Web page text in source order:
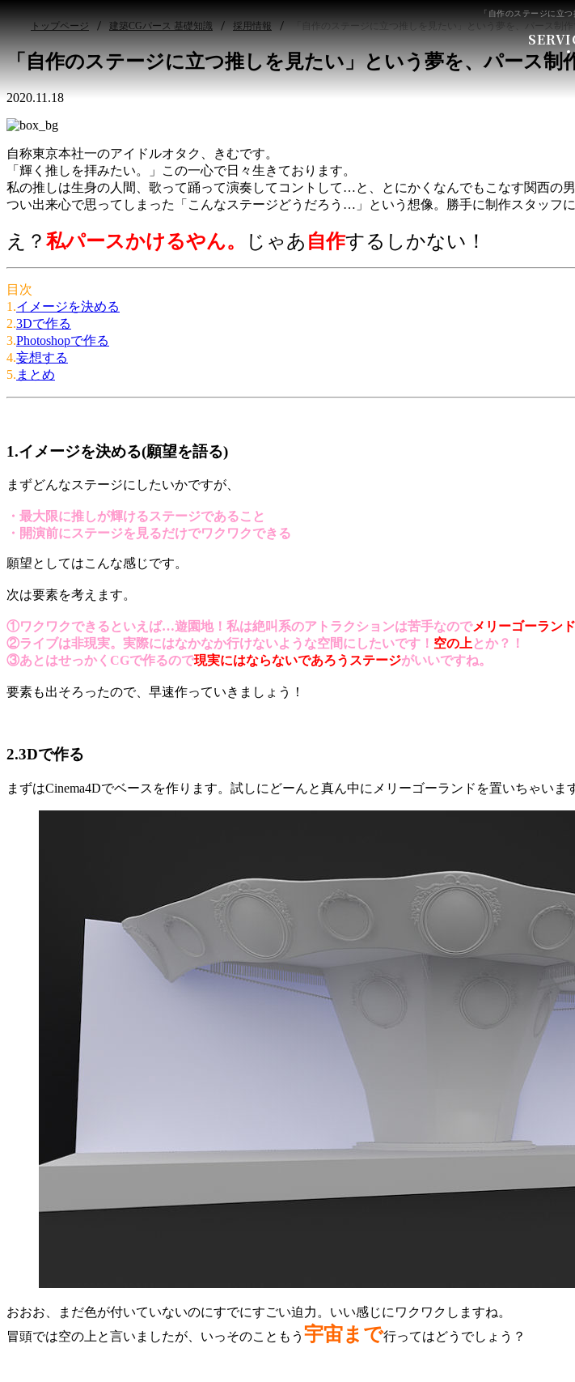
「自作のステージに立
トップページ 建築CGパース 基礎知識 採用情報 「自作のステージに立つ推しを見たい」という夢を、パース制
「自作のステージに立つ推しを見たい」という夢を、パース制
2020.11.18
自称東京本社一のアイドルオタク、きむです。
「輝く推しを拝みたい。」この一心で日々生きております。
私の推しは生身の人間、歌って踊って演奏してコントして…と、とにかくなんでもこなす関西の
つい出来心で思ってしまった「こんなステージどうだろう…」という想像。勝手に制作スタッフ
え？ 私パースかけるやん。 じゃあ 自作するしかない！
目次
1.イメージを決める
2.3Dで作る
3.Photoshopで作る
4.妄想する
5. まとめ
1.イメージを決める(願望を語る)
まずどんなステージにしたいかですが、
・最大限に推しが輝けるステージであること
・開演前にステージを見るだけでワクワクできる
願望としてはこんな感じです。
次は要素を考えます。
①ワクワクできるといえば…遊園地！私は絶叫系のアトラクションは苦手なのでメリーゴーランド
②ライブは非現実。実際にはなかなか行けないような空間にしたいです！ 空の上 とか？！
③あとはせっかくCGで作るので現実にはならないであろうステージがいいですね。
要素も出そろったので、早速作っていきましょう！
2.3Dで作る
まずはCinema4Dでベースを作ります。試しにどーんと真ん中にメリーゴーランドを置いちゃいま
おおお、まだ色が付いていないのにすでにすごい迫力。いい感じにワクワクしますね。
冒頭では空の上と言いましたが、いっそのこともう 宇宙まで行ってはどうでしょう？